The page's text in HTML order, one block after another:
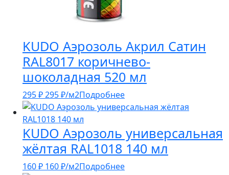
KUDO Аэрозоль Акрил Сатин
RAL8017 коричнево-
шоколадная 520 мл
295₽295₽/м2Подробнее
KUDO Аэрозоль универсальная
жёлтая RAL1018 140 мл
160₽ 160₽/м2Подробнее